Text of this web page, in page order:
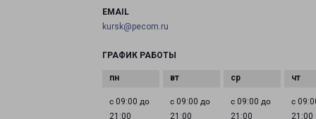
EMAIL
kursk@pecom.ru
ГРАФИК РАБОТЫ
с 09:00 до
21:00
с 09:00 до
21:00
с 09:00 до
21:00
с
21:00